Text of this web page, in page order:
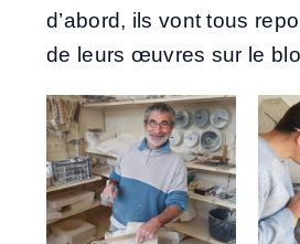
d’abord, ils vont tous
de leurs œuvres sur le